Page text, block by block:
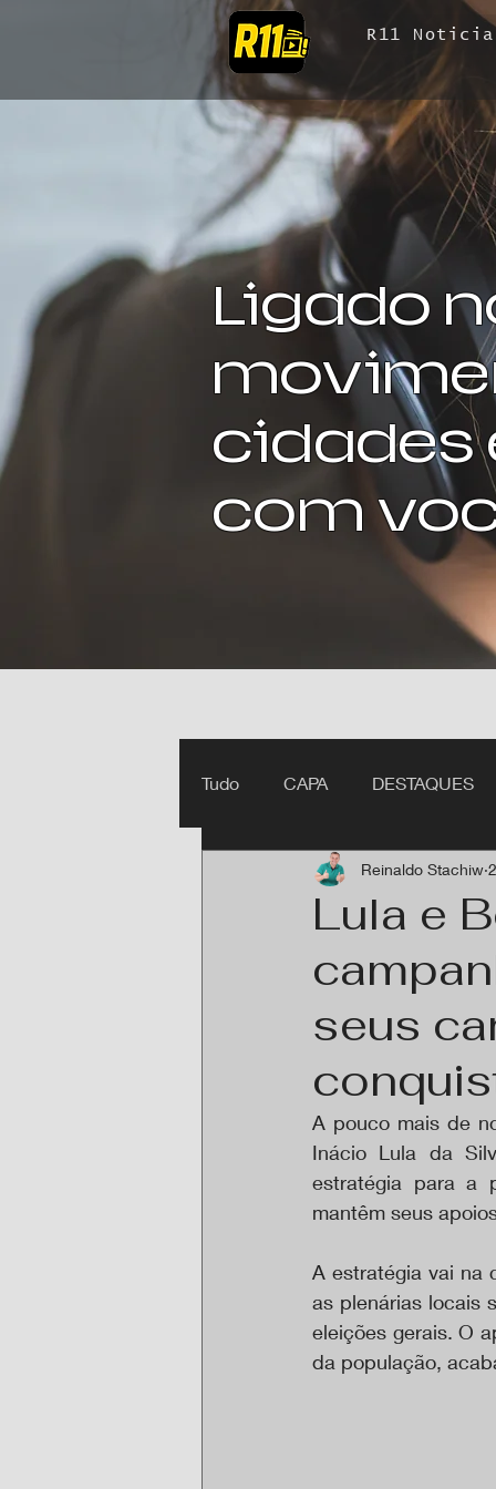
R11
Ligado
cidades
com
Tudo CAPA DESTAQUES
Ipiranga do Norte MT
Lula e
seus
Reinaldo Stachiw
A pouco mais de
Inácio Lula da
estratégia para a
mantêm seus
A estratégia vai na
as plenárias locais
eleições gerais. O
da população,